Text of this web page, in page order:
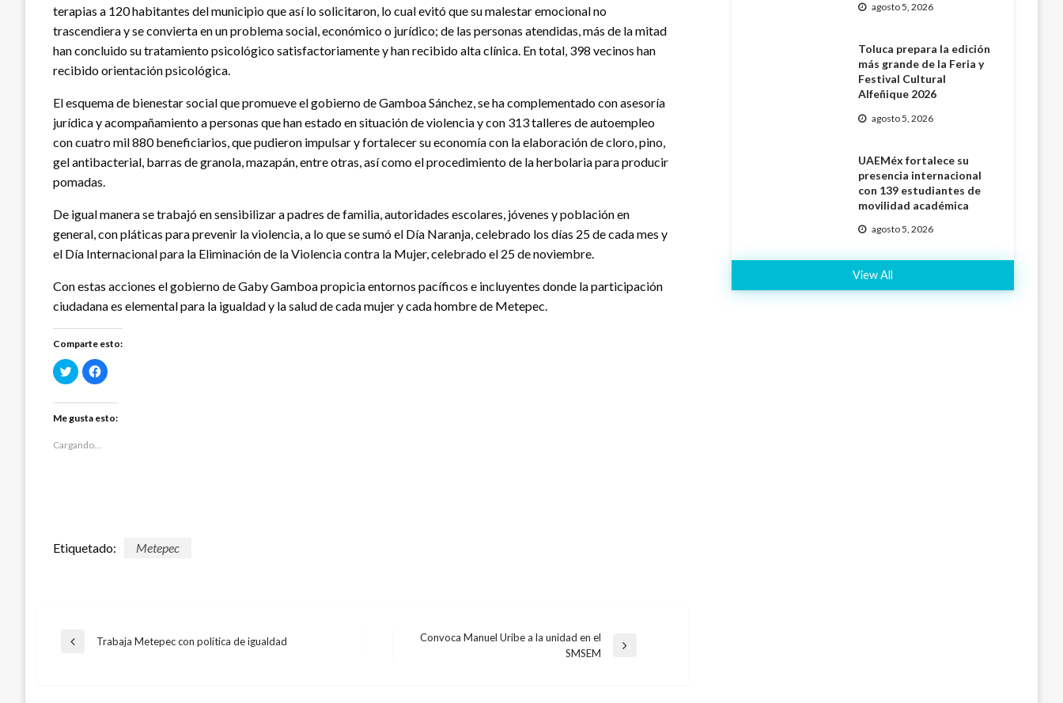
terapias a 120 habitantes del municipio que así lo solicitaron, lo cual evitó que su malestar emocional no
trascendiera y se convierta en un problema social, económico o jurídico; de las personas atendidas, más de la mitad
han concluido su tratamiento psicológico satisfactoriamente y han recibido alta clínica. En total, 398 vecinos han
recibido orientación psicológica.
El esquema de bienestar social que promueve el gobierno de Gamboa Sánchez, se ha complementado con asesoría
jurídica y acompañamiento a personas que han estado en situación de violencia y con 313 talleres de autoempleo
con cuatro mil 880 beneficiarios, que pudieron impulsar y fortalecer su economía con la elaboración de cloro, pino,
gel antibacterial, barras de granola, mazapán, entre otras, así como el procedimiento de la herbolaria para producir
pomadas.
De igual manera se trabajó en sensibilizar a padres de familia, autoridades escolares, jóvenes y población en
general, con pláticas para prevenir la violencia, a lo que se sumó el Día Naranja, celebrado los días 25 de cada mes y
el Día Internacional para la Eliminación de la Violencia contra la Mujer, celebrado el 25 de noviembre.
Con estas acciones el gobierno de Gaby Gamboa propicia entornos pacíficos e incluyentes donde la participación
ciudadana es elemental para la igualdad y la salud de cada mujer y cada hombre de Metepec.
Comparte esto:
Haz
clic
para
en
Twitter
(Se
en
Haz
clic
en
Facebook
Me gusta esto:
Cargando...
Etiquetado: Metepec
Navegación
Entrada
Trabaja Metepec con política de igualdad
Convoca Manuel Uribe a la unidad en el
SMSEM
agosto 5, 2026
Toluca prepara la edición
más grande de la Feria y
Festival Cultural
Alfeñique 2026
agosto 5, 2026
UAEMéx fortalece su
presencia internacional
con 139 estudiantes de
movilidad académica
agosto 5, 2026
View All